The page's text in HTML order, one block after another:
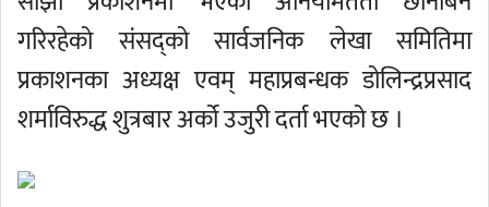
गरिरहेको संसद्को सार्वजनिक लेखा समितिमा
प्रकाशनका अध्यक्ष एवम् महाप्रबन्धक डोलिन्द्रप्रसाद
शर्माविरुद्ध शुत्रबार अर्को उजुरी दर्ता भएको छ ।